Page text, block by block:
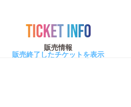
TICKET INFO
販売情報
販売終了したチケットを表示